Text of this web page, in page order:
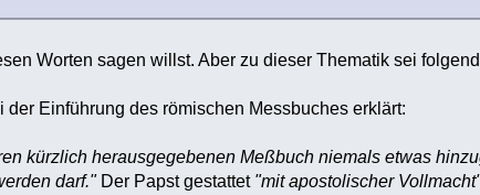
Worten sagen willst. Aber zu dieser Thematik sei
der Einführung des römischen Messbuches erklärt:
kürzlich herausgegebenen Meßbuch niemals etwas
darf."Der Papst gestattet "mit apostolischer